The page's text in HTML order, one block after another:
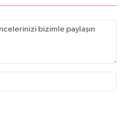
Başkanı Rıza Kerim